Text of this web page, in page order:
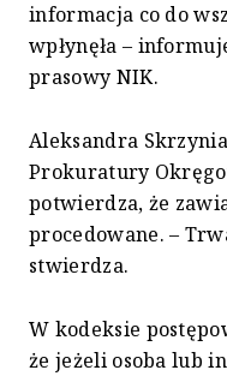
informacja co do
wpłynęła –
prasowy NIK.
Aleksandra
Prokuratury
potwierdza, że
procedowane. –
stwierdza.
W kodeksie
że jeżeli osoba lub